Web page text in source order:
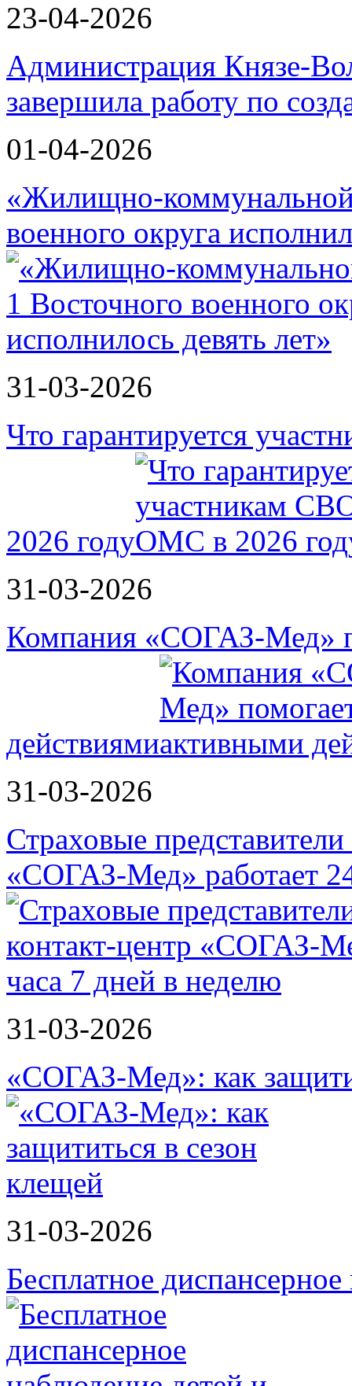
23-04-2026
Администрация Князе-
завершила работу по
01-04-2026
«Жилищно-
военного округа
31-03-2026
Что гарантируется
2026 году
31-03-2026
Компания «СОГАЗ-Мед»
действиями
31-03-2026
Страховые представители
«СОГАЗ-Мед» работает
31-03-2026
«СОГАЗ-Мед»: как
31-03-2026
Бесплатное